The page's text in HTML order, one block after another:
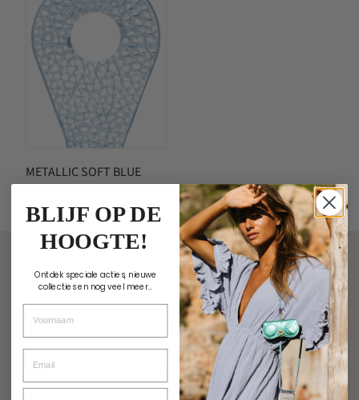
METALLIC SOFT BLUE
DE KLEURRIJKE WERELD VAN
KASCHA-C DRAAIT OM
BLIJF OP DE
HOOGTE!
Ontdek speciale acties, nieuwe
collecties en nog veel meer...
Voornaam
Email
Verjaardag